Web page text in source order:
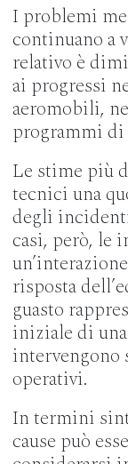
I problemi
continuano a
relativo è
ai progressi
aeromobili,
programmi di
Le stime più
tecnici una
degli
casi, però, le
risposta
guasto
iniziale di
intervengono
operativi.
In termini
cause può